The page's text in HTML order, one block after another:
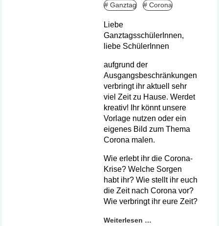
# Ganztag
# Corona
Liebe
GanztagsschülerInnen,
liebe SchülerInnen
aufgrund der
Ausgangsbeschränkungen
verbringt ihr aktuell sehr
viel Zeit zu Hause. Werdet
kreativ! Ihr könnt unsere
Vorlage nutzen oder ein
eigenes Bild zum Thema
Corona malen.
Wie erlebt ihr die Corona-
Krise? Welche Sorgen
habt ihr? Wie stellt ihr euch
die Zeit nach Corona vor?
Wie verbringt ihr eure Zeit?
Weiterlesen …